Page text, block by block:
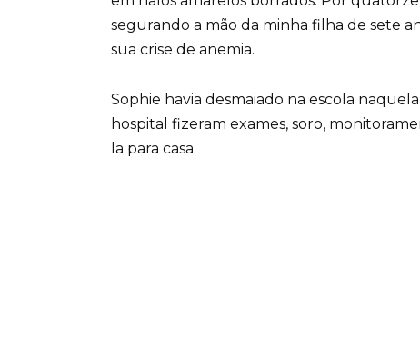
segurando a mão da minha filha de sete
sua crise de anemia.
Sophie havia desmaiado na escola
hospital fizeram exames, soro,
la para casa.